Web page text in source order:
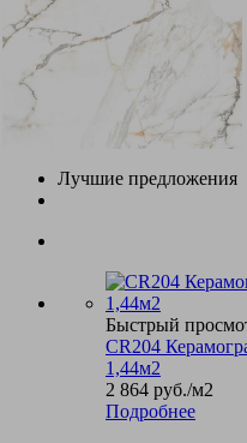
Лучшие предложения
Быстрый
CR204
1,44м2
2 864 руб./м2
Подробнее